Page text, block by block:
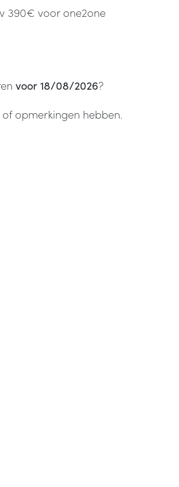
390€ voor one2one
voor 18/08/2026?
opmerkingen hebben.